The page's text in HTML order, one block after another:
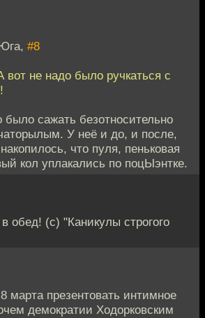
#8
не надо было ручкаться с
было сажать безотносительно
У неё и до, и после,
что пуля, пеньковая
кол уплакались по поцЫэнтке.
обед! (с) "Каникулы строгого
марта презентовать интимное
демократии Ходорковским